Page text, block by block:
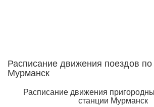
Расписание движения поездов по
Мурманск
Расписание движения
станции Мурманск